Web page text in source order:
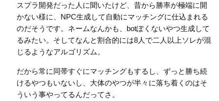
スプラ開発だった人に聞いたけど、昔から勝率が極端に開
かない様に、NPC生成して自動にマッチングに仕込まれる
のだそうです。ネームなんかも、botぽくないやつ生成して
るみたい。そしてなんと割合的には8人で二人以上ソレが混
じるようなアルゴリズム。
だから常に同帯すぐにマッチングもするし、ずっと勝ち続
けるやつもいないし、大体のやつが半々に落ち着くのはそ
ういう事やってるんだってさ。